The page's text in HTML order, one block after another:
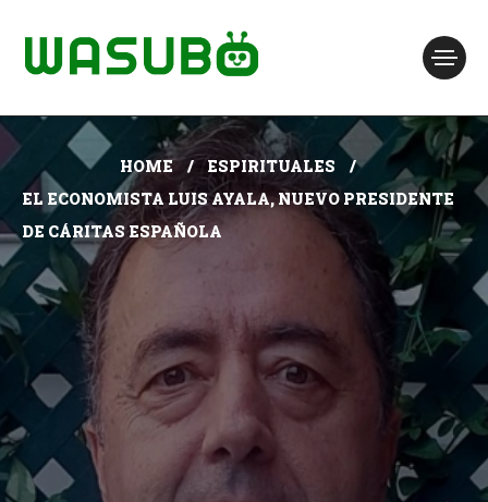
HOME
ESPIRITUALES
EL ECONOMISTA LUIS AYALA, NUEVO PRESIDENTE
DE CÁRITAS ESPAÑOLA